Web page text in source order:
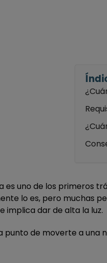
es uno de los primeros
lo es, pero muchas
implica dar de alta la luz.
punto de moverte a una